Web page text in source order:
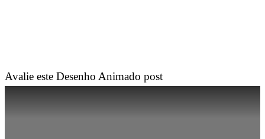
Avalie este Desenho Animado post